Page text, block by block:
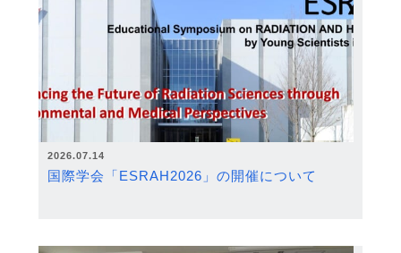
2026.07.14
国際学会「ESRAH2026」の開催について